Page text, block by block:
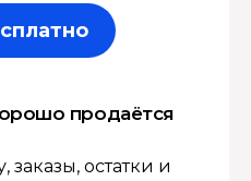
продаётся
остатки и